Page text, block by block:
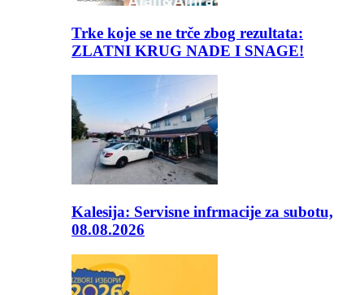
Trke koje se ne trče zbog rezultata:
ZLATNI KRUG NADE I SNAGE!
Kalesija: Servisne infrmacije za subotu,
08.08.2026